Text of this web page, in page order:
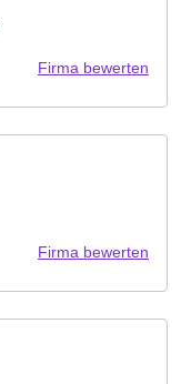
Firma bewerten
Firma bewerten